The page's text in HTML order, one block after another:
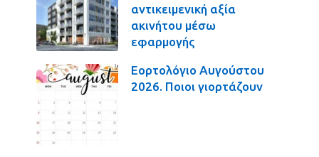
αντικειμενική αξία
ακινήτου μέσω
εφαρμογής
Εορτολόγιο Αυγούστου
2026. Ποιοι γιορτάζουν